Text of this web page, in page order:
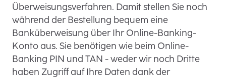
Überweisungsverfahren. Damit stellen Sie noch
während der Bestellung bequem eine
Banküberweisung über Ihr Online-Banking-
Konto aus. Sie benötigen wie beim Online-
Banking PIN und TAN - weder wir noch Dritte
haben Zugriff auf Ihre Daten dank der